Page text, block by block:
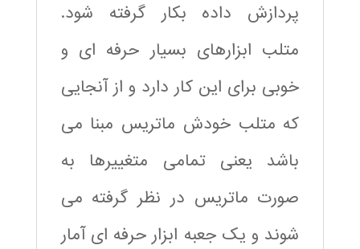
پردازش داده بکار گرفته شود.
متلب ابزارهای بسیار حرفه ای و
خوبی برای این کار دارد و از آنجایی
که متلب خودش ماتریس مبنا می
باشد یعنی تمامی متغییرها به
صورت ماتریس در نظر گرفته می
شوند و یک جعبه ابزار حرفه ای آمار